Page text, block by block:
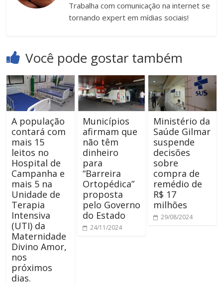
Trabalha com comunicação na internet se
tornando expert em mídias sociais!
Você pode gostar também
A população
contará com
mais 15
leitos no
Hospital de
Campanha e
mais 5 na
Unidade de
Terapia
Intensiva
(UTI) da
Maternidade
Divino Amor,
nos
próximos
dias.
Municípios
afirmam que
não têm
dinheiro
para
“Barreira
Ortopédica”
proposta
pelo Governo
do Estado
24/11/2024
Ministério da
Saúde Gilmar
suspende
decisões
sobre
compra de
remédio de
R$ 17
milhões
29/08/2024